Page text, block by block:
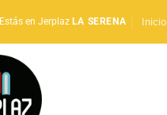
Estás en Jerplaz LA SERENA Inicio